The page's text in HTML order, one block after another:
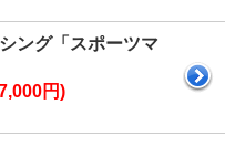
ング「スポーツマ
円)